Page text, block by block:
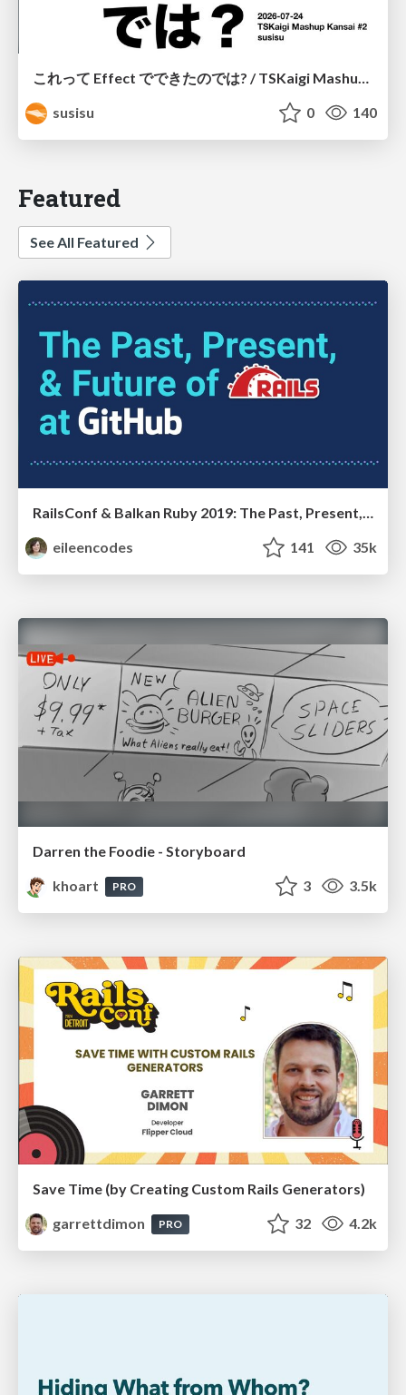
これって Effect でできたのでは? / TSKaigi Mashup Kansai #2
susisu
0 140
Featured
See All Featured
RailsConf & Balkan Ruby 2019: The Past, Present, and Future of Rails at GitHub
eileencodes
141 35k
Darren the Foodie - Storyboard
khoart
PRO 3 3.5k
Save Time (by Creating Custom Rails Generators)
garrettdimon
PRO 32 4.2k